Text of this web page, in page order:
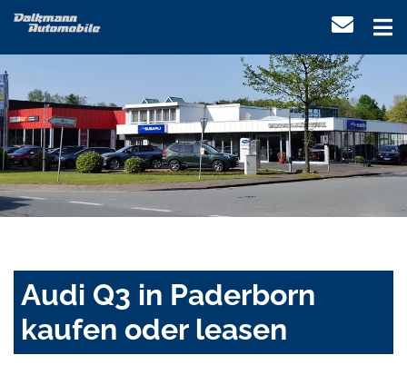
Audi Q3 in Paderborn
kaufen oder leasen